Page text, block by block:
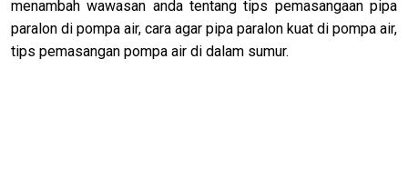
menambah wawasan anda tentang tips pemasangaan pipa
paralon di pompa air, cara agar pipa paralon kuat di pompa air,
tips pemasangan pompa air di dalam sumur.